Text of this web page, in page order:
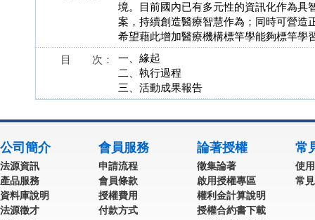
境。目前國內已有多元性的資訊化作為具
案，持續創造醫療智慧作為；同時可營造
希望藉此增加醫療機構標竿學能夠標竿學
目 次：
一、緣起
二、執行過程
三、活動成果報告
公司簡介
法源資訊
產品服務
資料庫說明
法源徵才
會員服務
申請流程
會員條款
授權費用
付款方式
論著授權
徵集論著
啟用授權專區
權利金計算說明
授權合約書下載
常
使
常